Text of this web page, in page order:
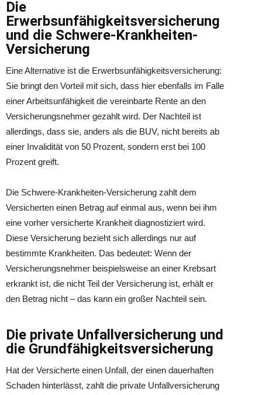
Die
Erwerbsunfähigkeitsversicherung
und die Schwere-Krankheiten-
Versicherung
Eine Alternative ist die Erwerbsunfähigkeitsversicherung:
Sie bringt den Vorteil mit sich, dass hier ebenfalls im Falle
einer Arbeitsunfähigkeit die vereinbarte Rente an den
Versicherungsnehmer gezahlt wird. Der Nachteil ist
allerdings, dass sie, anders als die BUV, nicht bereits ab
einer Invalidität von 50 Prozent, sondern erst bei 100
Prozent greift.
Die Schwere-Krankheiten-Versicherung zahlt dem
Versicherten einen Betrag auf einmal aus, wenn bei ihm
eine vorher versicherte Krankheit diagnostiziert wird.
Diese Versicherung bezieht sich allerdings nur auf
bestimmte Krankheiten. Das bedeutet: Wenn der
Versicherungsnehmer beispielsweise an einer Krebsart
erkrankt ist, die nicht Teil der Versicherung ist, erhält er
den Betrag nicht – das kann ein großer Nachteil sein.
Die private Unfallversicherung und
die Grundfähigkeitsversicherung
Hat der Versicherte einen Unfall, der einen dauerhaften
Schaden hinterlässt, zahlt die private Unfallversicherung